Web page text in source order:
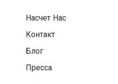
Насчет Нас
Контакт
Блог
Пресса